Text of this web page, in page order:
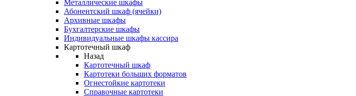
Металлические шкафы
Абонентский шкаф (ячейки)
Архивные шкафы
Бухгалтерские шкафы
Индивидуальные шкафы кассира
Картотечный шкаф
Назад
Картотечный шкаф
Картотеки больших форматов
Огнестойкие картотеки
Справочные картотеки